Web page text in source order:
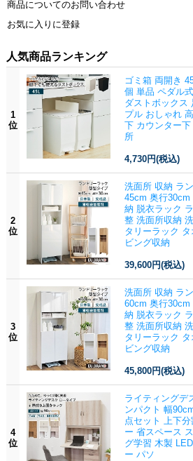
商品についてのお問い合わせ
お気に入りに登録
人気商品ランキング
1
位
ゴミ箱 両開き
個 単品 ペダル
ダストボックス
プル おしゃれ
下 カウンター
所
4,730円(税込)
2
位
洗面所 収納 ラ
45cm 奥行30cm
納 脱衣ラック
整 洗面所収納
タリーラック
ビング収納
39,600円(税込)
3
位
洗面所 収納 ラ
60cm 奥行30cm
納 脱衣ラック
整 洗面所収納
タリーラック
ビング収納
45,800円(税込)
4
位
ライティングデ
ンパクト 幅
点セット 上下
ー 省スペース
グ学習 木製
ー パソ